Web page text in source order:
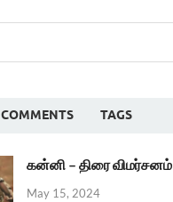
COMMENTS TAGS
கன்னி – திரை விமர்சனம்
May 15, 2024